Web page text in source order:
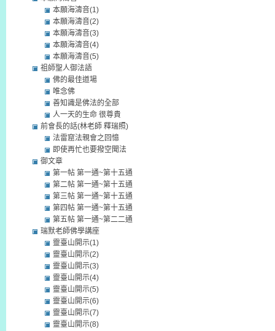
本願海濤音(1)
本願海濤音(2)
本願海濤音(3)
本願海濤音(4)
本願海濤音(5)
祖師聖人御法語
佛的最佳道場
唯念佛
善知識是佛法的全部
人一天的生命 很尊貴
前會長的話(林老師 釋瑞照)
法雷窟法親會之回憶
即使再忙也要撥空聞法
御文章
第一帖 第一通~第十五通
第二帖 第一通~第十五通
第三帖 第一通~第十五通
第四帖 第一通~第十五通
第五帖 第一通~第二二通
瑞默老師佛學講座
靈臺山開示(1)
靈臺山開示(2)
靈臺山開示(3)
靈臺山開示(4)
靈臺山開示(5)
靈臺山開示(6)
靈臺山開示(7)
靈臺山開示(8)